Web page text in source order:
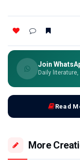
Join
Daily
Read
More